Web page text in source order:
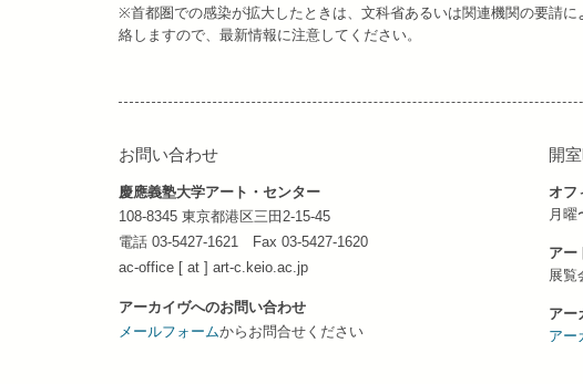
※首都圏での感染が拡大したときは、文科省あるいは関連機関の要請
絡しますので、最新情報に注意してください。
お問い合わせ
慶應義塾大学アート・センター
108-8345 東京都港区三田2-15-45
電話 03-5427-1621 Fax 03-5427-1620
ac-office [ at ] art-c.keio.ac.jp
アーカイヴへのお問い合わせ
メールフォームからお問合せください
開
オフ
月
アー
展覧
アー
アー